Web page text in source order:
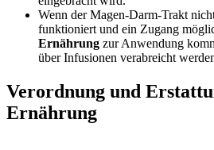
Wenn der Magen-Darm-Trakt
funktioniert und ein Zugang
Ernährung zur Anwendung
über Infusionen verabreicht
Verordnung und
Ernährung